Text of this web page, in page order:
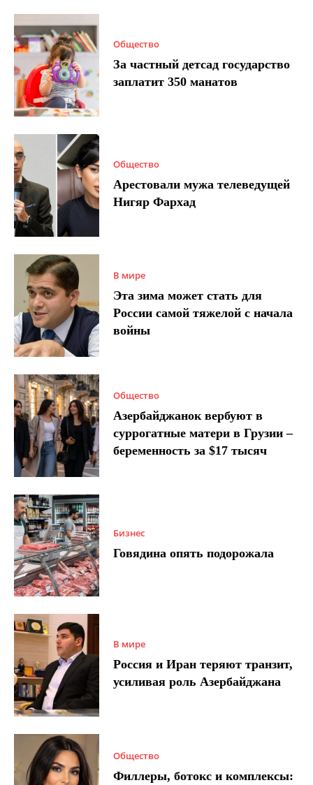
Общество
За частный детсад государство
заплатит 350 манатов
Общество
Арестовали мужа телеведущей
Нигяр Фархад
В мире
Эта зима может стать для
России самой тяжелой с начала
войны
Общество
Азербайджанок вербуют в
суррогатные матери в Грузии –
беременность за $17 тысяч
Бизнес
Говядина опять подорожала
В мире
Россия и Иран теряют транзит,
усиливая роль Азербайджана
Общество
Филлеры, ботокс и комплексы: